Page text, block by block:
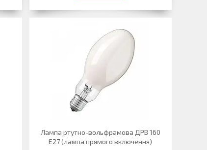
Лампа ртутно-вольфрамова ДРВ 160
Е27 (лампа прямого включення)